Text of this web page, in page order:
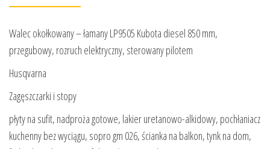
Walec okołkowany – łamany LP9505 Kubota diesel 850 mm,
przegubowy, rozruch elektryczny, sterowany pilotem
Husqvarna
Zagęszczarki i stopy
płyty na sufit, nadproża gotowe, lakier uretanowo-alkidowy, pochłaniacz
kuchenny bez wyciągu, sopro gm 026, ścianka na balkon, tynk na dom,